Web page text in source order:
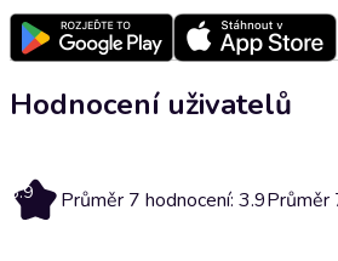
Hodnocení uživatelů
3.9 Průměr 7 hodnocení: 3.9Průměr